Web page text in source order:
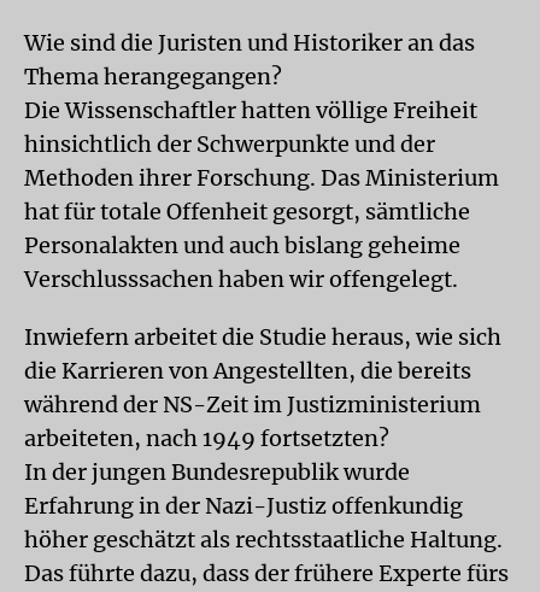
Wie sind die Juristen und Historiker an das
Thema herangegangen?
Die Wissenschaftler hatten völlige Freiheit
hinsichtlich der Schwerpunkte und der
Methoden ihrer Forschung. Das Ministerium
hat für totale Offenheit gesorgt, sämtliche
Personalakten und auch bislang geheime
Verschlusssachen haben wir offengelegt.
Inwiefern arbeitet die Studie heraus, wie sich
die Karrieren von Angestellten, die bereits
während der NS-Zeit im Justizministerium
arbeiteten, nach 1949 fortsetzten?
In der jungen Bundesrepublik wurde
Erfahrung in der Nazi-Justiz offenkundig
höher geschätzt als rechtsstaatliche Haltung.
Das führte dazu, dass der frühere Experte fürs